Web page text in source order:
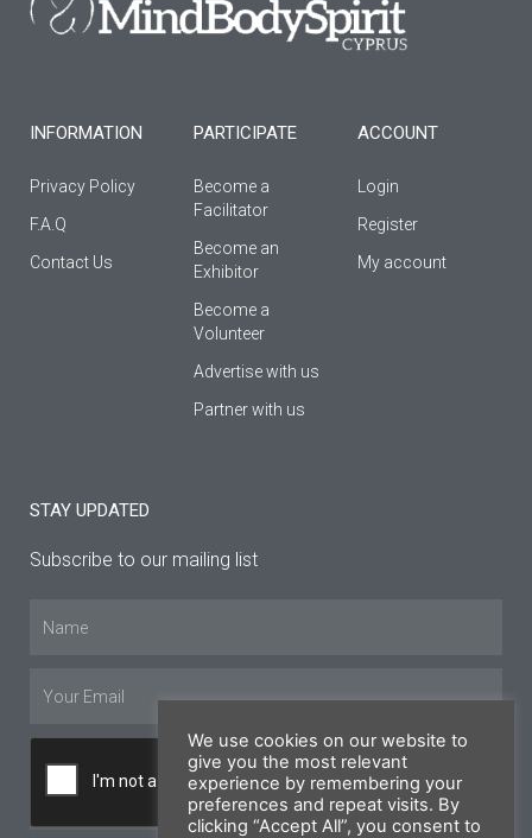
o
f
r
e
INFORMATION
Privacy Policy
F.A.Q
Contact Us
PARTICIPATE
Become a
Facilitator
Βecome an
Εxhibitor
Become a
Volunteer
Advertise with us
Partner with us
ACCOUNT
Login
Register
My account
STAY UPDATED
Subscribe to our mailing list
We use cookies on our website to
give you the most relevant
experience by remembering your
preferences and repeat visits. By
clicking “Accept All”, you consent to